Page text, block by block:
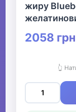
жиру
2058 грн
👆